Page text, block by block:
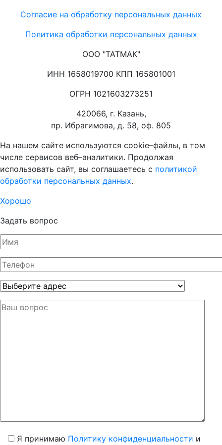
Согласие на обработку персональных данных
Политика обработки персональных данных
ООО "ТАТМАК"
ИНН 1658019700 КПП 165801001
ОГРН 1021603273251
420066, г. Казань,
пр. Ибрагимова, д. 58, оф. 805
На нашем сайте используются cookie–файлы, в том
числе сервисов веб–аналитики. Продолжая
использовать сайт, вы соглашаетесь с политикой
обработки персональных данных.
Хорошо
Задать вопрос
Я принимаю Политику конфиденциальности и